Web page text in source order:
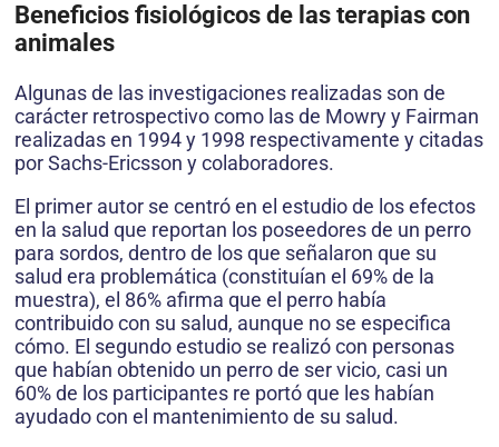
Beneficios fisiológicos de las terapias con
animales
Algunas de las investigaciones realizadas son de
carácter retrospectivo como las de Mowry y Fairman
realizadas en 1994 y 1998 respectivamente y citadas
por Sachs-Ericsson y colaboradores.
El primer autor se centró en el estudio de los efectos
en la salud que reportan los poseedores de un perro
para sordos, dentro de los que señalaron que su
salud era problemática (constituían el 69% de la
muestra), el 86% afirma que el perro había
contribuido con su salud, aunque no se especifica
cómo. El segundo estudio se realizó con personas
que habían obtenido un perro de ser vicio, casi un
60% de los participantes re portó que les habían
ayudado con el mantenimiento de su salud.